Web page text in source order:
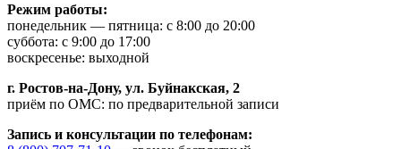
Режим работы:
понедельник — пятница: с 8:00 до 20:00
суббота: с 9:00 до 17:00
воскресенье: выходной
г. Ростов-на-Дону, ул. Буйнакская, 2
приём по ОМС: по предварительной записи
Запись и консультации по телефонам: